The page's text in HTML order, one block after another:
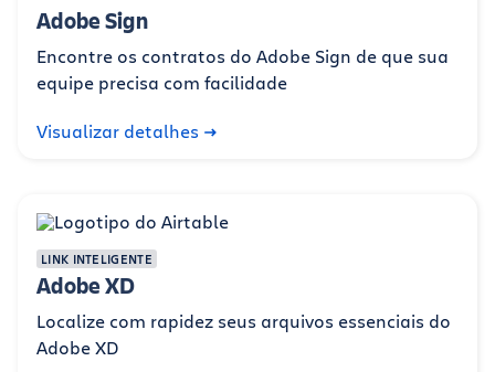
Adobe Sign
Encontre os contratos do Adobe Sign de que sua
equipe precisa com facilidade
Visualizar detalhes
LINK INTELIGENTE
Adobe XD
Localize com rapidez seus arquivos essenciais do
Adobe XD